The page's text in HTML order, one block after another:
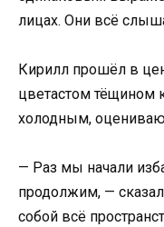
лицах. Они всё
Кирилл прошёл в
цветастом тёщином
холодным,
— Раз мы начали
продолжим, — сказал
собой всё